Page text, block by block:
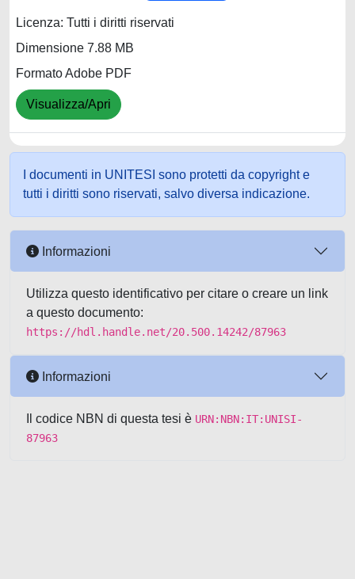
Licenza: Tutti i diritti riservati
Dimensione 7.88 MB
Formato Adobe PDF
Visualizza/Apri
I documenti in UNITESI sono protetti da copyright e
tutti i diritti sono riservati, salvo diversa indicazione.
Informazioni
Utilizza questo identificativo per citare o creare un link
a questo documento:
https://hdl.handle.net/20.500.14242/87963
Informazioni
Il codice NBN di questa tesi è URN:NBN:IT:UNISI-
87963